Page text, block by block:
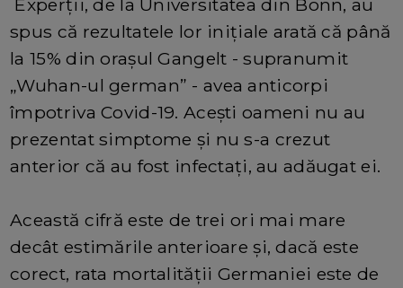
Experții, de la Universitatea din Bonn, au
spus că rezultatele lor inițiale arată că până
la 15% din orașul Gangelt - supranumit
„Wuhan-ul german” - avea anticorpi
împotriva Covid-19. Acești oameni nu au
prezentat simptome și nu s-a crezut
anterior că au fost infectați, au adăugat ei.
Această cifră este de trei ori mai mare
decât estimările anterioare și, dacă este
corect, rata mortalității Germaniei este de